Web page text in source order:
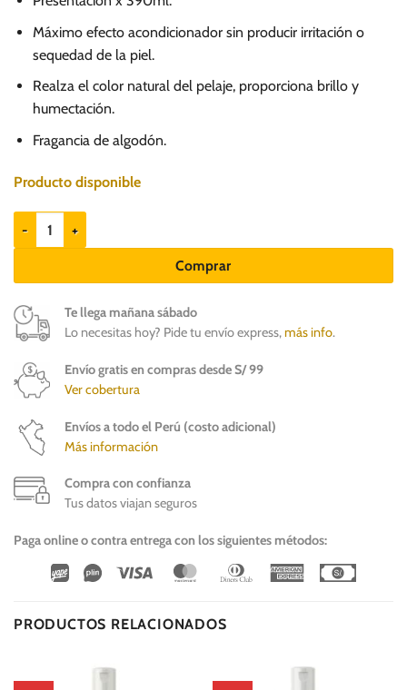
original
era:
S/.
36.00.
es:
32.40.
Máximo efecto acondicionador sin producir irritación o
sequedad de la piel.
Realza el color natural del pelaje, proporciona brillo y
humectación.
Fragancia de algodón.
Producto disponible
Sir Dog Acondicionador para perros cantidad
Comprar
Te llega mañana sábado
Lo necesitas hoy? Pide tu envío express,más info.
Envío gratis en compras desde S/ 99
Ver cobertura
Envíos a todo el Perú (costo adicional)
Más información
Compra con confianza
Tus datos viajan seguros
Paga online o contra entrega con los siguientes métodos:
Wirecard
Vipps Visa MasterCardDinners
American
PRODUCTOS RELACIONADOS